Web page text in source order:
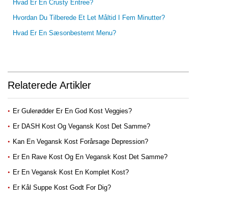
Hvad Er En Crusty Entree?
Hvordan Du Tilberede Et Let Måltid I Fem Minutter?
Hvad Er En Sæsonbestemt Menu?
Relaterede Artikler
Er Gulerødder Er En God Kost Veggies?
Er DASH Kost Og Vegansk Kost Det Samme?
Kan En Vegansk Kost Forårsage Depression?
Er En Rave Kost Og En Vegansk Kost Det Samme?
Er En Vegansk Kost En Komplet Kost?
Er Kål Suppe Kost Godt For Dig?